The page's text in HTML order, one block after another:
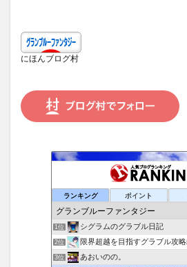
にほんブログ村
ランキング ポイント
1位 シグラムのグラブル日記
2位 限界超越を目指すグラブル攻略雑
3位 あおいのの。